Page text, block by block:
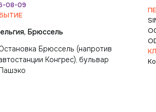
08-09
Брюссель
Брюссель (напротив
Конгрес), бульвар